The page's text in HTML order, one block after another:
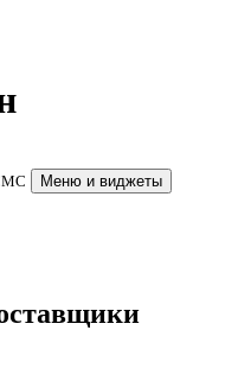
Меню и виджеты